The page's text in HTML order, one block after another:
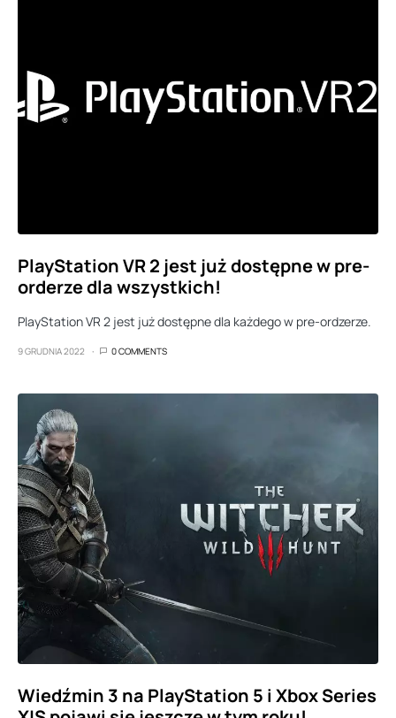
PlayStation VR 2 jest już dostępne w pre-
orderze dla wszystkich!
PlayStation VR 2 jest już dostępne dla każdego w pre-ordzerze.
9 GRUDNIA 2022 0 COMMENTS
Wiedźmin 3 na PlayStation 5 i Xbox Series